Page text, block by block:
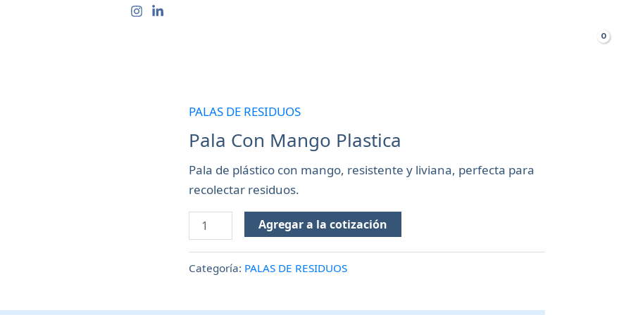
PALAS DE RESIDUOS
Pala Con Mango Plastica
Pala de plástico con mango, resistente y liviana, perfecta para
recolectar residuos.
Pala
Con
Plastica
cantidad
Agregar a la cotización
Categoría: PALAS DE RESIDUOS